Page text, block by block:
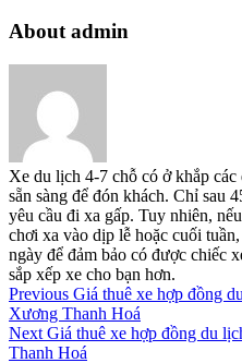
About admin
Xe du lịch 4-7 chỗ có ở khắp
sẵn sàng để đón khách. Chỉ sau
yêu cầu đi xa gấp. Tuy nhiên,
chơi xa vào dịp lễ hoặc cuối
ngày để đảm bảo có được chiếc
sắp xếp xe cho bạn hơn.
Previous Giá thuê xe hợp đồng
Xương Thanh Hoá
Next Giá thuê xe hợp đồng du
Thanh Hoá